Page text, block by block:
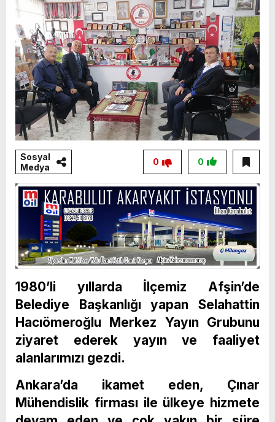
Sosyal
Medya
0
0
1980’li yıllarda İlçemiz Afşin’de
Belediye Başkanlığı yapan Selahattin
Hacıömeroğlu Merkez Yayın Grubunu
ziyaret ederek yayın ve faaliyet
alanlarımızı gezdi.
Ankara’da ikamet eden, Çınar
Mühendislik firması ile ülkeye hizmete